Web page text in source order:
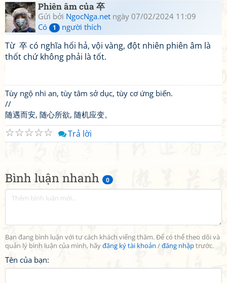
Bình luận nhanh 0
Bạn đang bình luận với tư cách khách viếng thăm. Để có thể theo dõi và
quản lý bình luận của mình, hãyđăng ký tài khoản /đăng nhậptrước.
Tên của bạn:
Phiên âm của 卒
Gửi bởi NgocNga.net ngày 07/02/2024 11:09
Có
1 người thích
Từ 卒 có nghĩa hối hả, vội vàng, đột nhiên phiên âm là
thốt chứ không phải là tốt.
Tùy ngộ nhi an, tùy tâm sở dục, tùy cơ ứng biến.
//
随遇而安, 随心所欲, 随机应变。
☆
☆
☆
☆
☆ Trả lời